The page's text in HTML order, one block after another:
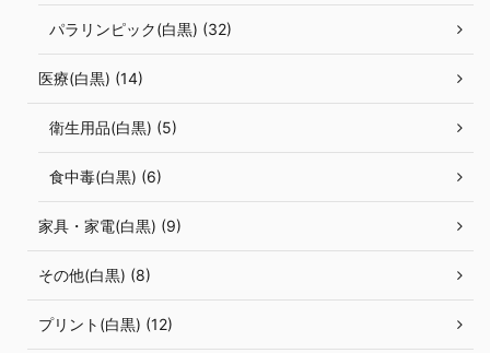
パラリンピック(白黒) (32)
医療(白黒) (14)
衛生用品(白黒) (5)
食中毒(白黒) (6)
家具・家電(白黒) (9)
その他(白黒) (8)
プリント(白黒) (12)